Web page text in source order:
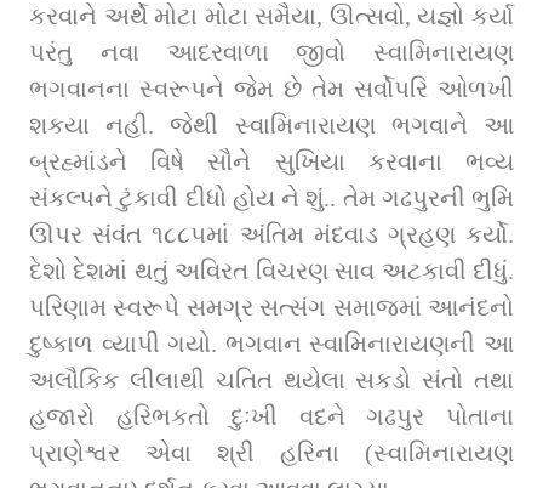
કરવાને અર્થે મોટા મોટા સમૈયા, ઊત્સવો, યજ્ઞો કર્યા
પરંતુ નવા આદરવાળા જીવો સ્વામિનારાયણ
ભગવાનના સ્વરૂપને જેમ છે તેમ સર્વોપરિ ઓળખી
શકયા નહી. જેથી સ્વામિનારાયણ ભગવાને આ
બ્રહ્માંડને વિષે સૌને સુખિયા કરવાના ભવ્ય
સંકલ્પને ટુંકાવી દીધો હોય ને શું.. તેમ ગઢપુરની ભુમિ
ઊપર સંવંત ૧૮૮૫માં અંતિમ મંદવાડ ગ્રહણ કર્યો.
દેશો દેશમાં થતું અવિરત વિચરણ સાવ અટકાવી દીધું.
પરિણામ સ્વરૂપે સમગ્ર સત્સંગ સમાજમાં આનંદનો
દુષ્કાળ વ્યાપી ગયો. ભગવાન સ્વામિનારાયણની આ
અલૌકિક લીલાથી ચતિત થયેલા સકડો સંતો તથા
હજારો હરિભકતો દુઃખી વદને ગઢપુર પોતાના
પ્રાણેશ્વર એવા શ્રી હરિના (સ્વામિનારાયણ